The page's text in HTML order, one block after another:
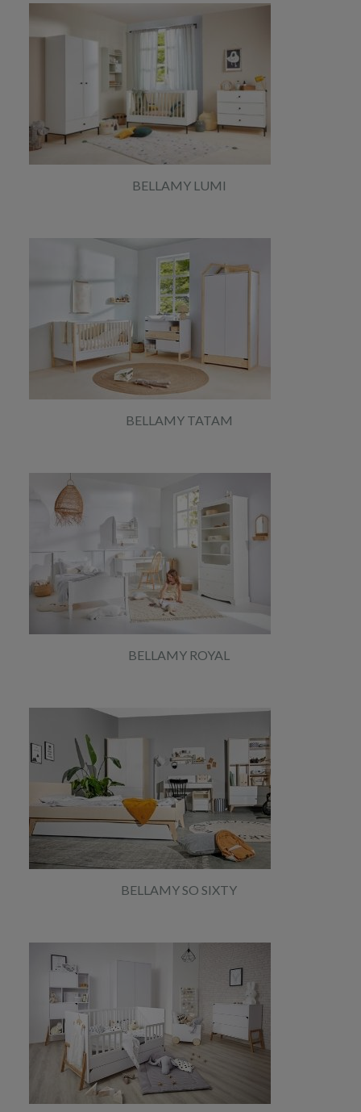
BELLAMY LUMI
BELLAMY TATAM
BELLAMY ROYAL
BELLAMY SO SIXTY